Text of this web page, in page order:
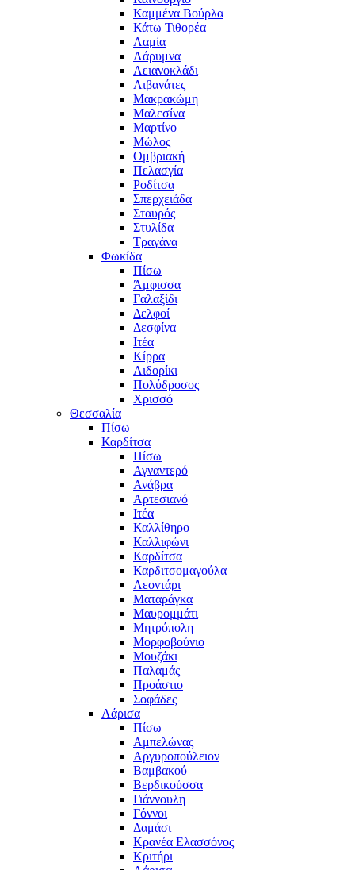
Καμμένα Βούρλα
Κάτω Τιθορέα
Λαμία
Λάρυμνα
Λειανοκλάδι
Λιβανάτες
Μακρακώμη
Μαλεσίνα
Μαρτίνο
Μώλος
Ομβριακή
Πελασγία
Ροδίτσα
Σπερχειάδα
Σταυρός
Στυλίδα
Τραγάνα
Φωκίδα
Πίσω
Άμφισσα
Γαλαξίδι
Δελφοί
Δεσφίνα
Ιτέα
Κίρρα
Λιδορίκι
Πολύδροσος
Χρισσό
Θεσσαλία
Πίσω
Καρδίτσα
Πίσω
Αγναντερό
Ανάβρα
Αρτεσιανό
Ιτέα
Καλλίθηρο
Καλλιφώνι
Καρδίτσα
Καρδιτσομαγούλα
Λεοντάρι
Ματαράγκα
Μαυρομμάτι
Μητρόπολη
Μορφοβούνιο
Μουζάκι
Παλαμάς
Προάστιο
Σοφάδες
Λάρισα
Πίσω
Αμπελώνας
Αργυροπούλειον
Βαμβακού
Βερδικούσσα
Γιάννουλη
Γόννοι
Δαμάσι
Κρανέα Ελασσόνος
Κριτήρι